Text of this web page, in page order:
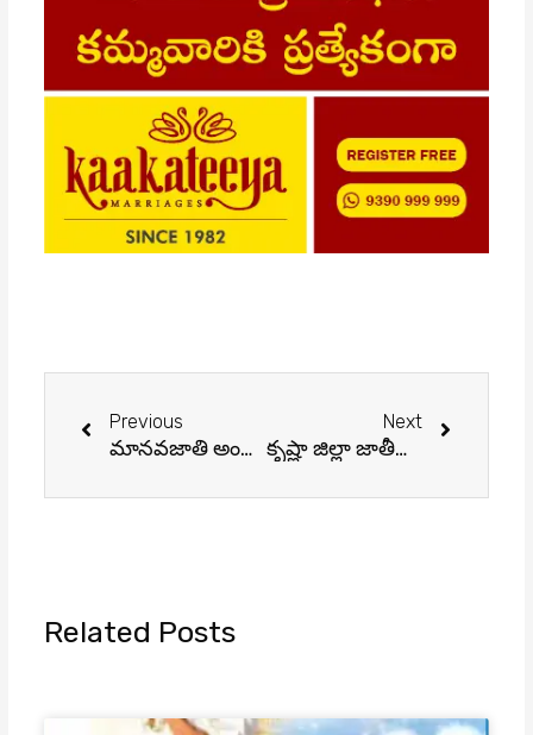
Prev
Previous
మానవజాతి అంతరించిపోవడం ఖాయమా?
Next
కృష్ణా జిల్లా జాతీయవాదుల సభ – పద్మభూషణ్ గొట్టిపాటి బ్రహ్మయ్య
Next
Related Posts